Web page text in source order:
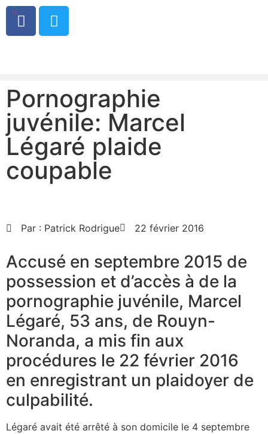
0
Pornographie
juvénile: Marcel
Légaré plaide
coupable
Par : Patrick Rodrigue 22 février 2016
Accusé en septembre 2015 de
possession et d’accès à de la
pornographie juvénile, Marcel
Légaré, 53 ans, de Rouyn-
Noranda, a mis fin aux
procédures le 22 février 2016
en enregistrant un plaidoyer de
culpabilité.
Légaré avait été arrêté à son domicile le 4 septembre